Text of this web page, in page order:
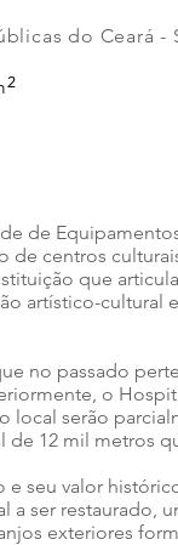
do Ceará -
²
de
de centros
que
artístico-
no passado
o
local serão
12 mil metros
seu valor
ser restaurado,
exteriores